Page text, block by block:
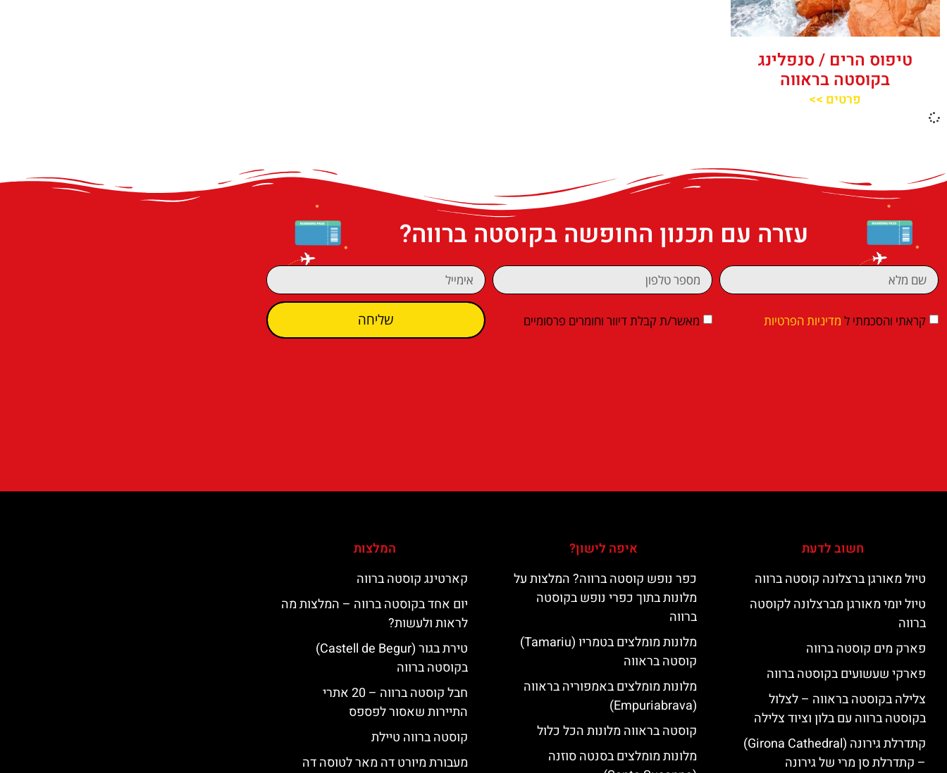
טיפוס הרים / סנפלינג
בקוסטה בראווה
פרטים >>
עזרה עם תכנון החופשה בקוסטה ברווה?
קראתי והסכמתי ל מדיניות הפרטיות מאשר/ת קבלת דיוור וחומרים פרסומיים שליחה
חשוב לדעת
טיול מאורגן ברצלונה קוסטה ברווה
טיול יומי מאורגן מברצלונה לקוסטה
ברווה
פארק מים קוסטה ברווה
פארקי שעשועים בקוסטה ברווה
צלילה בקוסטה בראווה – לצלול
בקוסטה ברווה עם בלון וציוד צלילה
קתדרלת גירונה (Girona Cathedral)
– קתדרלת סן מרי של גירונה
איפה לישון?
כפר נופש קוסטה ברווה? המלצות על
מלונות בתוך כפרי נופש בקוסטה
ברווה
מלונות מומלצים בטמריו (Tamariu)
קוסטה בראווה
מלונות מומלצים באמפוריה בראווה
(Empuriabrava)
קוסטה בראווה מלונות הכל כלול
מלונות מומלצים בסנטה סוזנה
המלצות
קארטינג קוסטה ברווה
יום אחד בקוסטה ברווה – המלצות מה
לראות ולעשות?
טירת בגור (Castell de Begur)
בקוסטה ברווה
חבל קוסטה ברווה – 20 אתרי
התיירות שאסור לפספס
קוסטה ברווה טיילת
מעבורת מיורט דה מאר לטוסה דה